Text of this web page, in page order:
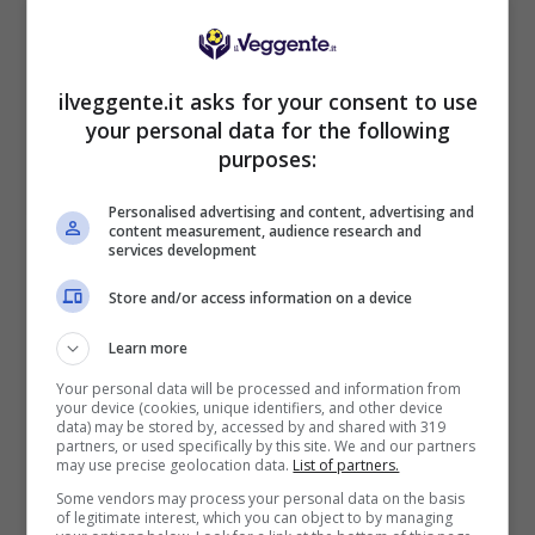
2050€
VERIFICA
BONUS PLANETWIN365: FINO A 2050€
Iscrivendoti a PlanetWin365 ricevi: 100% fino a 2000€
in Bonus Scommesse + 100% fino a 50€ in Bonus
Sport
2050€
ilveggente.it asks for your consent to use
your personal data for the following
purposes:
Personalised advertising and content, advertising and
content measurement, audience research and
services development
Store and/or access information on a device
Learn more
Your personal data will be processed and information from
your device (cookies, unique identifiers, and other device
data) may be stored by, accessed by and shared with 319
partners, or used specifically by this site. We and our partners
may use precise geolocation data. List of partners.
Some vendors may process your personal data on the basis
of legitimate interest, which you can object to by managing